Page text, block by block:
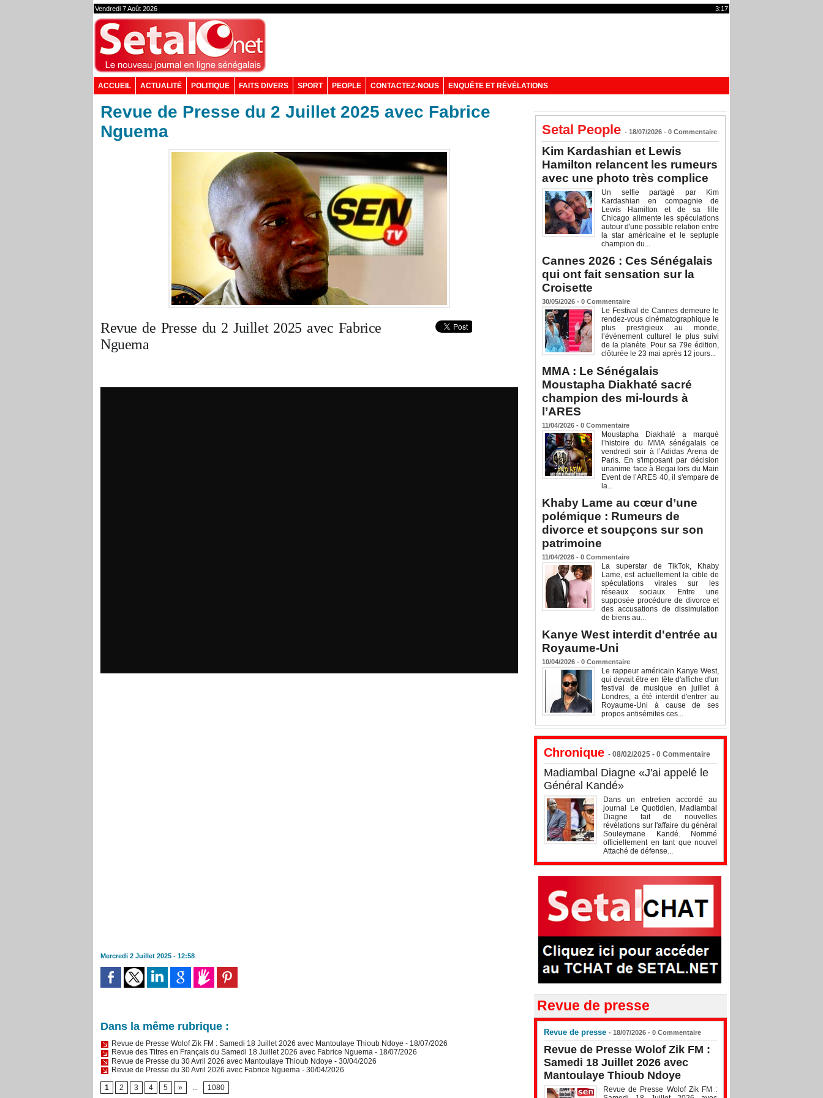
Vendredi 7 Août 2026 3:17
ACCUEIL ACTUALITÉ POLITIQUE FAITS DIVERS SPORT PEOPLE CONTACTEZ-NOUS ENQUÊTE ET RÉVÉLATIONS
Revue de Presse du 2 Juillet 2025 avec Fabrice
Nguema
Revue de Presse du 2 Juillet 2025 avec Fabrice
Nguema
Mercredi 2 Juillet 2025 - 12:58
Dans la même rubrique :
Revue de Presse Wolof Zik FM : Samedi 18 Juillet 2026 avec Mantoulaye Thioub Ndoye - 18/07/2026
Revue des Titres en Français du Samedi 18 Juillet 2026 avec Fabrice Nguema - 18/07/2026
Revue de Presse du 30 Avril 2026 avec Mantoulaye Thioub Ndoye - 30/04/2026
Revue de Presse du 30 Avril 2026 avec Fabrice Nguema - 30/04/2026
1 2 3 4 5 » ... 1080
Setal People - 18/07/2026 - 0 Commentaire
Kim Kardashian et Lewis
Hamilton relancent les rumeurs
avec une photo très complice
Un selfie partagé par Kim
Kardashian en compagnie de
Lewis Hamilton et de sa fille
Chicago alimente les spéculations
autour d'une possible relation entre
la star américaine et le septuple
champion du...
Cannes 2026 : Ces Sénégalais
qui ont fait sensation sur la
Croisette
30/05/2026 - 0 Commentaire
Le Festival de Cannes demeure le
rendez-vous cinématographique le
plus prestigieux au monde,
l’événement culturel le plus suivi
de la planète. Pour sa 79e édition,
clôturée le 23 mai après 12 jours...
MMA : Le Sénégalais
Moustapha Diakhaté sacré
champion des mi-lourds à
l’ARES
11/04/2026 - 0 Commentaire
Moustapha Diakhaté a marqué
l’histoire du MMA sénégalais ce
vendredi soir à l’Adidas Arena de
Paris. En s'imposant par décision
unanime face à Begai lors du Main
Event de l’ARES 40, il s'empare de
la...
Khaby Lame au cœur d’une
polémique : Rumeurs de
divorce et soupçons sur son
patrimoine
11/04/2026 - 0 Commentaire
La superstar de TikTok, Khaby
Lame, est actuellement la cible de
spéculations virales sur les
réseaux sociaux. Entre une
supposée procédure de divorce et
des accusations de dissimulation
de biens au...
Kanye West interdit d'entrée au
Royaume-Uni
10/04/2026 - 0 Commentaire
Le rappeur américain Kanye West,
qui devait être en tête d'affiche d'un
festival de musique en juillet à
Londres, a été interdit d'entrer au
Royaume-Uni à cause de ses
propos antisémites ces...
Chronique - 08/02/2025 - 0 Commentaire
Madiambal Diagne «J'ai appelé le
Général Kandé»
Dans un entretien accordé au
journal Le Quotidien, Madiambal
Diagne fait de nouvelles
révélations sur l'affaire du général
Souleymane Kandé. Nommé
officiellement en tant que nouvel
Attaché de défense...
Revue de presse
Revue de presse - 18/07/2026 - 0 Commentaire
Revue de Presse Wolof Zik FM :
Samedi 18 Juillet 2026 avec
Mantoulaye Thioub Ndoye
Revue de Presse Wolof Zik FM :